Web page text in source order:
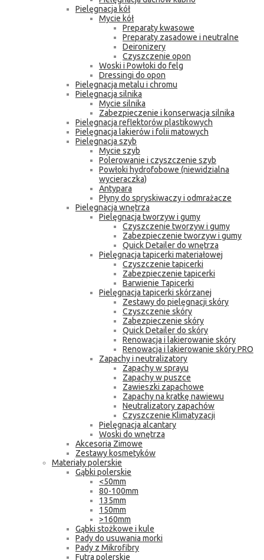
Pielęgnacja kół
Mycie kół
Preparaty kwasowe
Preparaty zasadowe i neutralne
Deironizery
Czyszczenie opon
Woski i Powłoki do felg
Dressingi do opon
Pielęgnacja metalu i chromu
Pielęgnacja silnika
Mycie silnika
Zabezpieczenie i konserwacja silnika
Pielęgnacja reflektorów plastikowych
Pielęgnacja lakierów i folii matowych
Pielęgnacja szyb
Mycie szyb
Polerowanie i czyszczenie szyb
Powłoki hydrofobowe (niewidzialna
wycieraczka)
Antypara
Płyny do spryskiwaczy i odmrażacze
Pielęgnacja wnętrza
Pielęgnacja tworzyw i gumy
Czyszczenie tworzyw i gumy
Zabezpieczenie tworzyw i gumy
Quick Detailer do wnętrza
Pielęgnacja tapicerki materiałowej
Czyszczenie tapicerki
Zabezpieczenie tapicerki
Barwienie Tapicerki
Pielęgnacja tapicerki skórzanej
Zestawy do pielęgnacji skóry
Czyszczenie skóry
Zabezpieczenie skóry
Quick Detailer do skóry
Renowacja i lakierowanie skóry
Renowacja i lakierowanie skóry PRO
Zapachy i neutralizatory
Zapachy w sprayu
Zapachy w puszce
Zawieszki zapachowe
Zapachy na kratkę nawiewu
Neutralizatory zapachów
Czyszczenie Klimatyzacji
Pielęgnacja alcantary
Woski do wnętrza
Akcesoria Zimowe
Zestawy kosmetyków
Materiały polerskie
Gąbki polerskie
<50mm
80-100mm
135mm
150mm
>160mm
Gąbki stożkowe i kule
Pady do usuwania morki
Pady z Mikrofibry
Futra polerskie